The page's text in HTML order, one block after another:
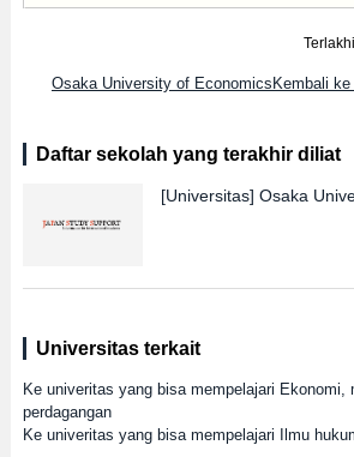
Osaka University of EconomicsKembali
Daftar sekolah yang terakhir diliat
[Universitas] Osaka
Universitas terkait
Ke univeritas yang bisa mempelajari Ekonomi,
perdagangan
Ke univeritas yang bisa mempelajari Ilmu